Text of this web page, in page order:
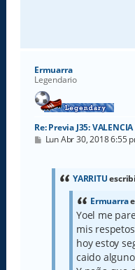
Ermuarra
Legendario
Re: Previa J35:
M
Lun Abr 30, 2018 6:55
YARRITU
Ermuarra
Yoel me
mis
hoy estoy
caido alguno